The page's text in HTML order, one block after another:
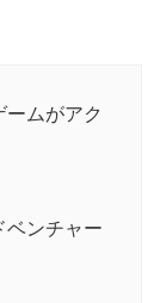
ムがアク
ベンチャー